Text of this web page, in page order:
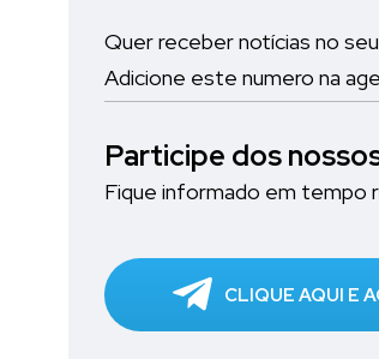
Quer receber notícias no
Adicione este numero na
Participe dos
Fique informado em tempo
CLIQUE AQUI E